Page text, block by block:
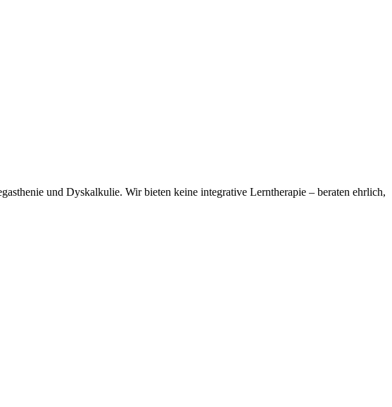
und Dyskalkulie. Wir bieten keine integrative Lerntherapie – beraten ehrlich,